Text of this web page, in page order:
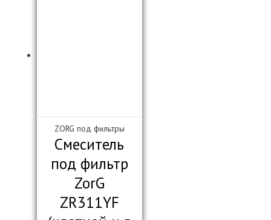
ZORG под фильтры
Смеситель
под фильтр
ZorG
ZR311YF